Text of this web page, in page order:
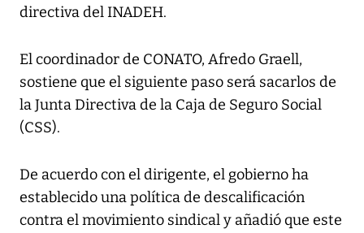
directiva del INADEH.
El coordinador de CONATO, Afredo Graell,
sostiene que el siguiente paso será sacarlos de
la Junta Directiva de la Caja de Seguro Social
(CSS).
De acuerdo con el dirigente, el gobierno ha
establecido una política de descalificación
contra el movimiento sindical y añadió que este